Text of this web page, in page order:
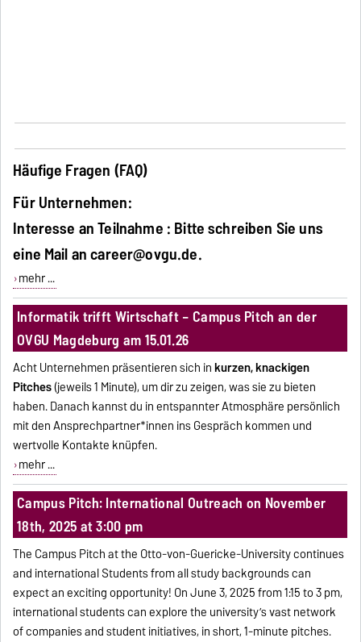
Häufige Fragen (FAQ)
Für Unternehmen:
Interesse an Teilnahme : Bitte schreiben Sie uns
eine Mail ancareer@ovgu.de.
mehr ...
Informatik trifft Wirtschaft – Campus Pitch an der
OVGU Magdeburg am 15.01.26
Acht Unternehmen präsentieren sich inkurzen, knackigen
Pitches(jeweils 1 Minute), um dir zu zeigen, was sie zu bieten
haben. Danach kannst du in entspannter Atmosphäre persönlich
mit den Ansprechpartner*innen ins Gespräch kommen und
wertvolle Kontakte knüpfen.
mehr ...
Campus Pitch: International Outreach on November
18th, 2025 at 3:00 pm
The Campus Pitch at the Otto-von-Guericke-University continues
and international Students from all study backgrounds can
expect an exciting opportunity! On June 3, 2025 from 1:15 to 3 pm,
international students can explore the university’s vast network
of companies and student initiatives, in short, 1-minute pitches.